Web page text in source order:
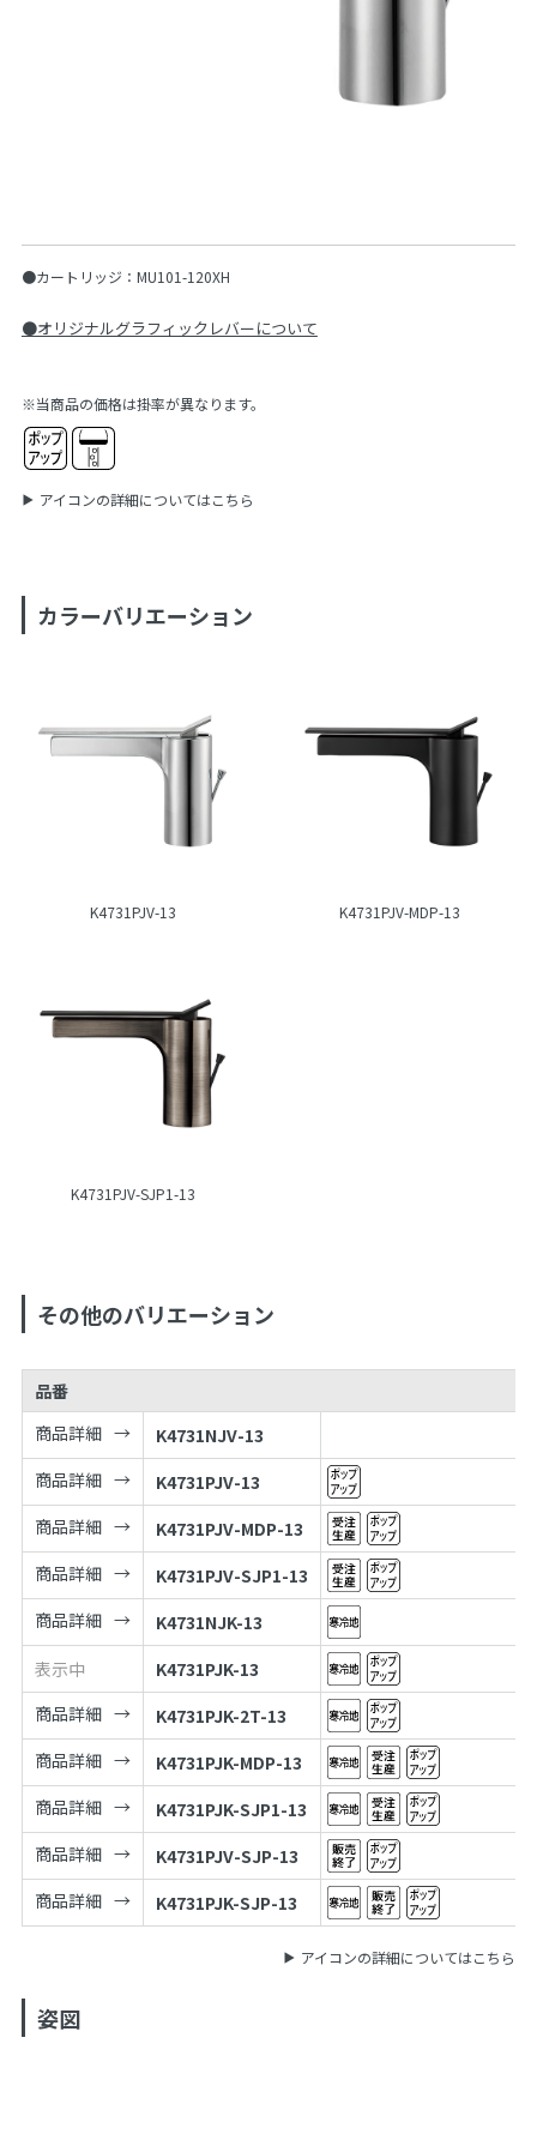
●カートリッジ：MU101-120XH
●オリジナルグラフィックレバーについて
※当商品の価格は掛率が異なります。
アイコンの詳細についてはこちら
カラーバリエーション
K4731PJV-13 K4731PJV-MDP-13
K4731PJV-SJP1-13
その他のバリエーション
品番
商品詳細
K4731NJV-13
商品詳細
K4731PJV-13
商品詳細
K4731PJV-MDP-13
商品詳細
K4731PJV-SJP1-13
商品詳細
K4731NJK-13
表示中
K4731PJK-13
商品詳細
K4731PJK-2T-13
商品詳細
K4731PJK-MDP-13
商品詳細
K4731PJK-SJP1-13
商品詳細
K4731PJV-SJP-13
商品詳細
K4731PJK-SJP-13
アイコンの詳細についてはこちら
姿図